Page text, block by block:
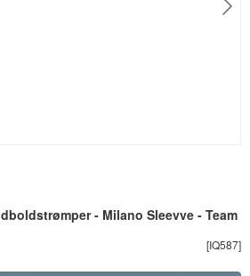
- Milano Sleevve - Team
[IQ587]